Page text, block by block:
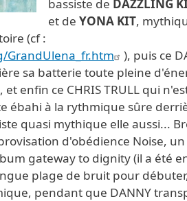
bassiste de DAZZLING
et deYONA KIT,
(cf :
), puis ce
sa batterie toute pleine
enfin ce CHRIS TRULL qui
ébahi à la rythmique sûre
quasi mythique elle aussi...
d'obédience Noise, un
gateway to dignity (il a été
plage de bruit pour
pendant que DANNY